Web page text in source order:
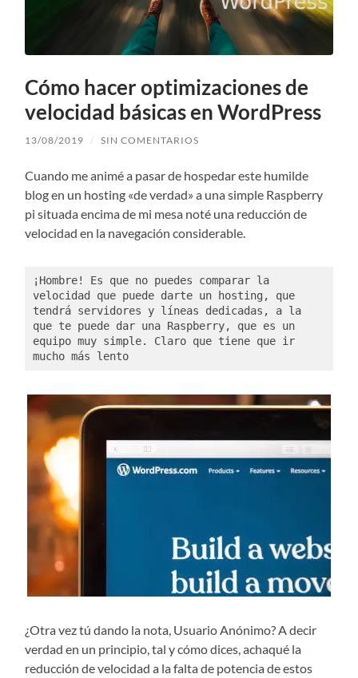
Cómo hacer optimizaciones de
velocidad básicas en WordPress
13/08/2019 / SIN COMENTARIOS
Cuando me animé a pasar de hospedar este humilde
blog en un hosting «de verdad» a una simple Raspberry
pi situada encima de mi mesa noté una reducción de
velocidad en la navegación considerable.
¡Hombre! Es que no puedes comparar la
velocidad que puede darte un hosting, que
tendrá servidores y líneas dedicadas, a la
que te puede dar una Raspberry, que es un
equipo muy simple. Claro que tiene que ir
mucho más lento
¿Otra vez tú dando la nota, Usuario Anónimo? A decir
verdad en un principio, tal y cómo dices, achaqué la
reducción de velocidad a la falta de potencia de estos